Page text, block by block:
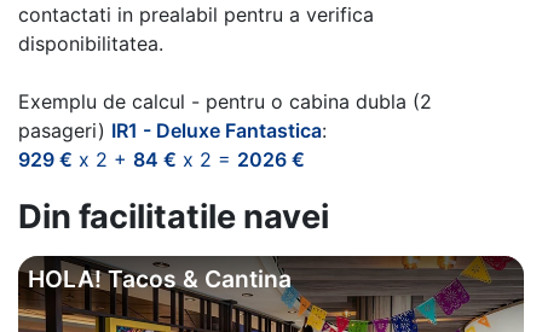
contactati in prealabil pentru a verifica
disponibilitatea.
Exemplu de calcul - pentru o cabina dubla (2
pasageri) IR1 - Deluxe Fantastica:
929 € x 2 + 84 € x 2 = 2026 €
Din facilitatile navei
HOLA! Tacos & Cantina